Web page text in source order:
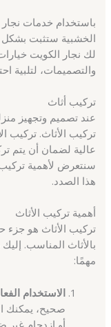
باستخدام خدمات
الخشبية ستثبت
لك نجار الكويت
والتصميمات، لتلبية
تركيب أثاث
عند تصميم وتجهيز
تركيب الأثاث. تركيب
عالية لضمان أن يتم
سنتعرض لأهمية
هذا الصدد.
أهمية تركيب الأثاث
تركيب الأثاث هو جزء
بالأثاث المناسب.
مهمًا:
الاستخدام
صحيح، يمكنك
أو ازدحام غير